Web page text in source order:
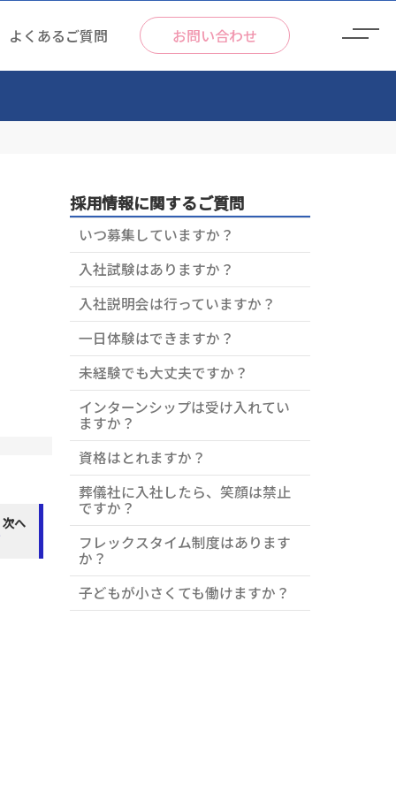
葬儀サービス
よくあるご質問 お問い合わせ
次へ
採用情報に関するご質問
いつ募集していますか？
入社試験はありますか？
入社説明会は行っていますか？
一日体験はできますか？
未経験でも大丈夫ですか？
インターンシップは受け入れてい
ますか？
資格はとれますか？
葬儀社に入社したら、笑顔は禁止
ですか？
フレックスタイム制度はあります
か？
子どもが小さくても働けますか？